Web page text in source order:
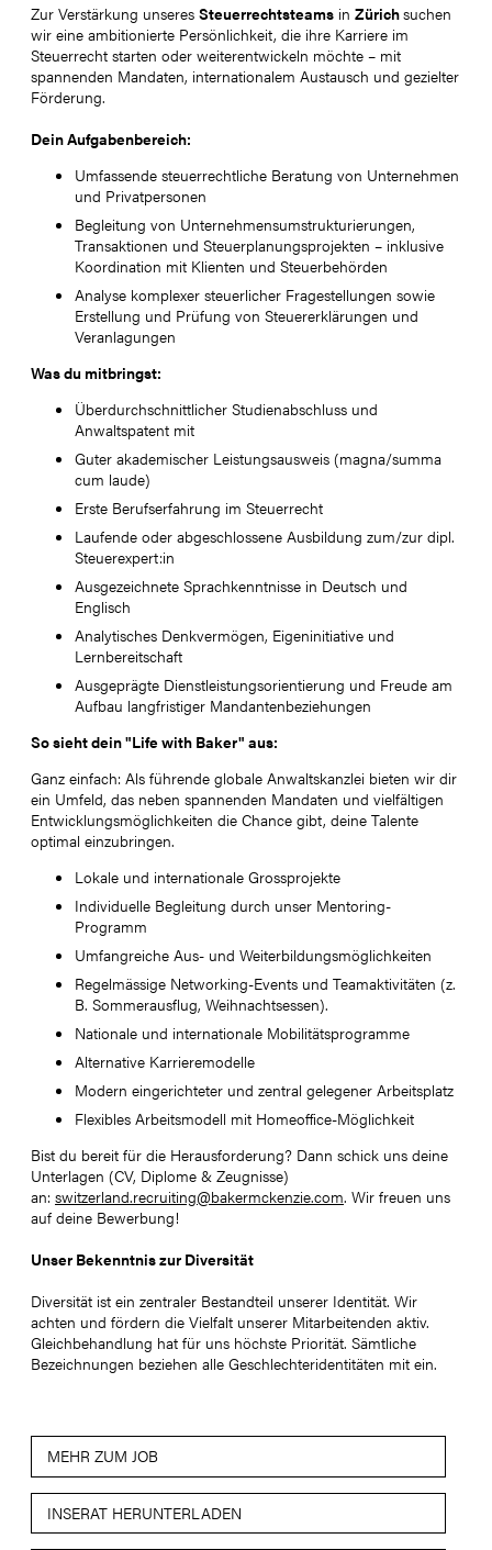
MEHR ZUM JOB
INSERAT HERUNTERLADEN
Zur Verstärkung unseres Steuerrechtsteams in Zürichsuchen
wir eine ambitionierte Persönlichkeit, die ihre Karriere im
Steuerrecht starten oder weiterentwickeln möchte – mit
spannenden Mandaten, internationalem Austausch und gezielter
Förderung.
Dein Aufgabenbereich:
Umfassende steuerrechtliche Beratung von Unternehmen
und Privatpersonen
Begleitung von Unternehmensumstrukturierungen,
Transaktionen und Steuerplanungsprojekten – inklusive
Koordination mit Klienten und Steuerbehörden
Analyse komplexer steuerlicher Fragestellungen sowie
Erstellung und Prüfung von Steuererklärungen und
Veranlagungen
Was du mitbringst:
Überdurchschnittlicher Studienabschluss und
Anwaltspatent mit
Guter akademischer Leistungsausweis (magna/summa
cum laude)
Erste Berufserfahrung im Steuerrecht
Laufende oder abgeschlossene Ausbildung zum/zur dipl.
Steuerexpert:in
Ausgezeichnete Sprachkenntnisse in Deutsch und
Englisch
Analytisches Denkvermögen, Eigeninitiative und
Lernbereitschaft
Ausgeprägte Dienstleistungsorientierung und Freude am
Aufbau langfristiger Mandantenbeziehungen
So sieht dein "Life with Baker" aus:
Ganz einfach: Als führende globale Anwaltskanzlei bieten wir dir
ein Umfeld, das neben spannenden Mandaten und vielfältigen
Entwicklungsmöglichkeiten die Chance gibt, deine Talente
optimal einzubringen.
Lokale und internationale Grossprojekte
Individuelle Begleitung durch unser Mentoring-
Programm
Umfangreiche Aus- und Weiterbildungsmöglichkeiten
Regelmässige Networking-Events und Teamaktivitäten (z.
B. Sommerausflug, Weihnachtsessen).
Nationale und internationale Mobilitätsprogramme
Alternative Karrieremodelle
Modern eingerichteter und zentral gelegener Arbeitsplatz
Flexibles Arbeitsmodell mit Homeoffice-Möglichkeit
Bist du bereit für die Herausforderung? Dann schick uns deine
Unterlagen (CV, Diplome & Zeugnisse)
an: switzerland.recruiting@bakermckenzie.com. Wir freuen uns
auf deine Bewerbung!
Unser Bekenntnis zur Diversität
Diversität ist ein zentraler Bestandteil unserer Identität. Wir
achten und fördern die Vielfalt unserer Mitarbeitenden aktiv.
Gleichbehandlung hat für uns höchste Priorität. Sämtliche
Bezeichnungen beziehen alle Geschlechteridentitäten mit ein.